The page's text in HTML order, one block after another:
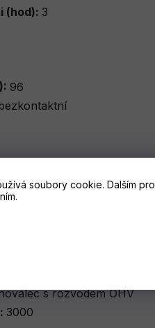
soubory cookie. Dalším
(hod): 3
96
s rozvodem OHV
3000